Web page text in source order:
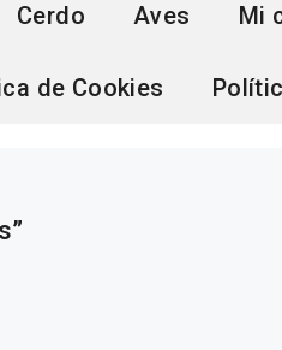
Cerdo Aves Mi
de Cookies